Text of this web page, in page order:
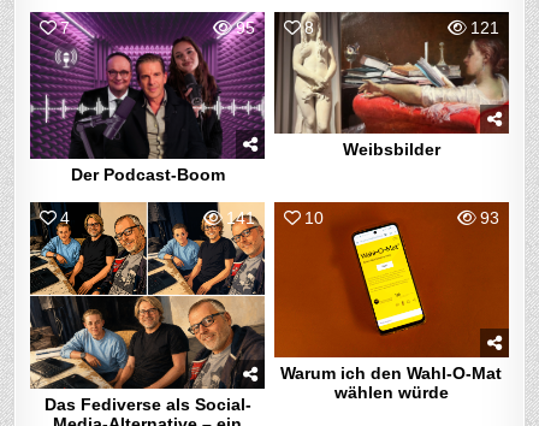
7 95
Der Podcast-Boom
8 121
Weibsbilder
4 141
Das Fediverse als Social-
10 93
Warum ich den Wahl-O-Mat
wählen würde